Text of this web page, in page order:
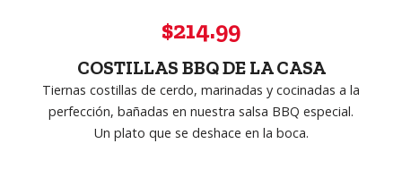
$214.99
COSTILLAS BBQ DE LA CASA
Tiernas costillas de cerdo, marinadas y cocinadas a la
perfección, bañadas en nuestra salsa BBQ especial.
Un plato que se deshace en la boca.